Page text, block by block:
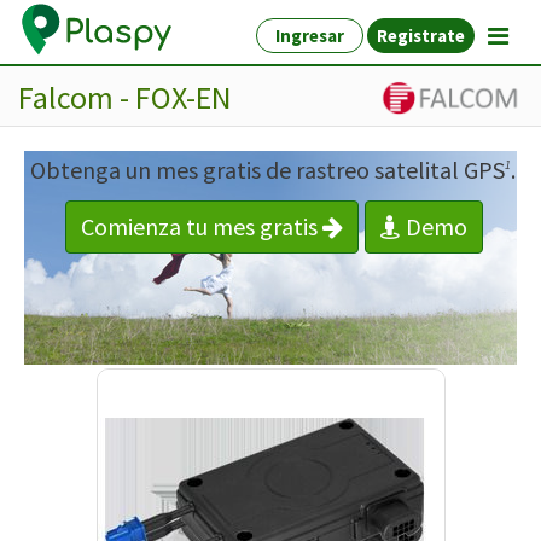
Ingresar Registrate
Falcom - FOX-EN
Obtenga un mes gratis de rastreo satelital GPS1.
Comienza tu mes gratis
Demo